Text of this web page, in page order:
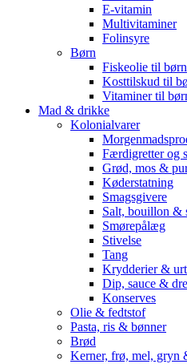
E-vitamin
Multivitaminer
Folinsyre
Børn
Fiskeolie til børn
Kosttilskud til
Vitaminer til
Mad & drikke
Kolonialvarer
Færdigretter og
Grød, mos &
Køderstatning
Smagsgivere
Salt, bouillon &
Smørepålæg
Stivelse
Tang
Krydderier &
Dip, sauce &
Konserves
Olie & fedtstof
Pasta, ris & bønner
Brød
Kerner, frø, mel, gryn